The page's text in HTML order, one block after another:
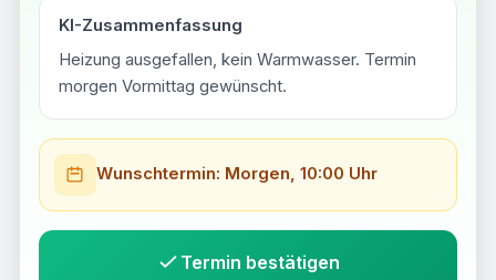
KI-Zusammenfassung
Heizung ausgefallen, kein Warmwasser. Termin
morgen Vormittag gewünscht.
Wunschtermin: Morgen, 10:00 Uhr
Termin bestätigen